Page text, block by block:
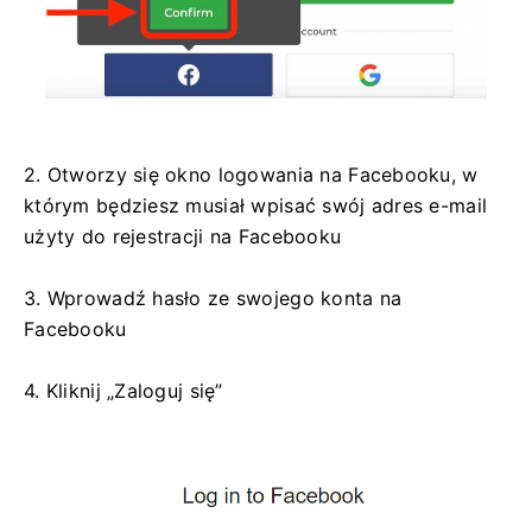
2. Otworzy się okno logowania na Facebooku, w
którym będziesz musiał wpisać swój adres e-mail
użyty do rejestracji na Facebooku
3. Wprowadź hasło ze swojego konta na
Facebooku
4. Kliknij „Zaloguj się”